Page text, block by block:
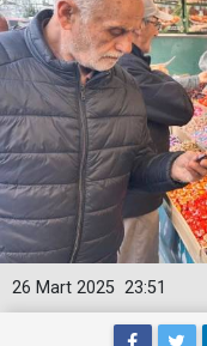
23:51
26 Mart 2025